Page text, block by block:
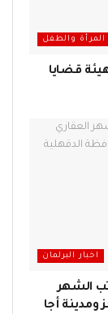
المرأة والطفل
قضايا
اخبار البرلمان
الشهر
أجا